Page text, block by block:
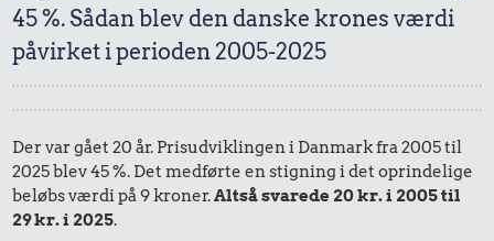
45 %. Sådan blev den danske krones værdi
påvirket i perioden 2005-2025
Der var gået 20 år. Prisudviklingen i Danmark fra 2005 til
2025 blev 45 %. Det medførte en stigning i det oprindelige
beløbs værdi på 9 kroner.Altså svarede 20 kr. i 2005 til
29 kr. i 2025.